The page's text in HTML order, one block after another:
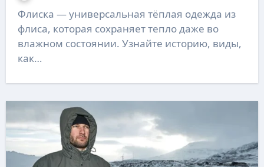
Флиска — универсальная тёплая одежда из
флиса, которая сохраняет тепло даже во
влажном состоянии. Узнайте историю, виды,
как…